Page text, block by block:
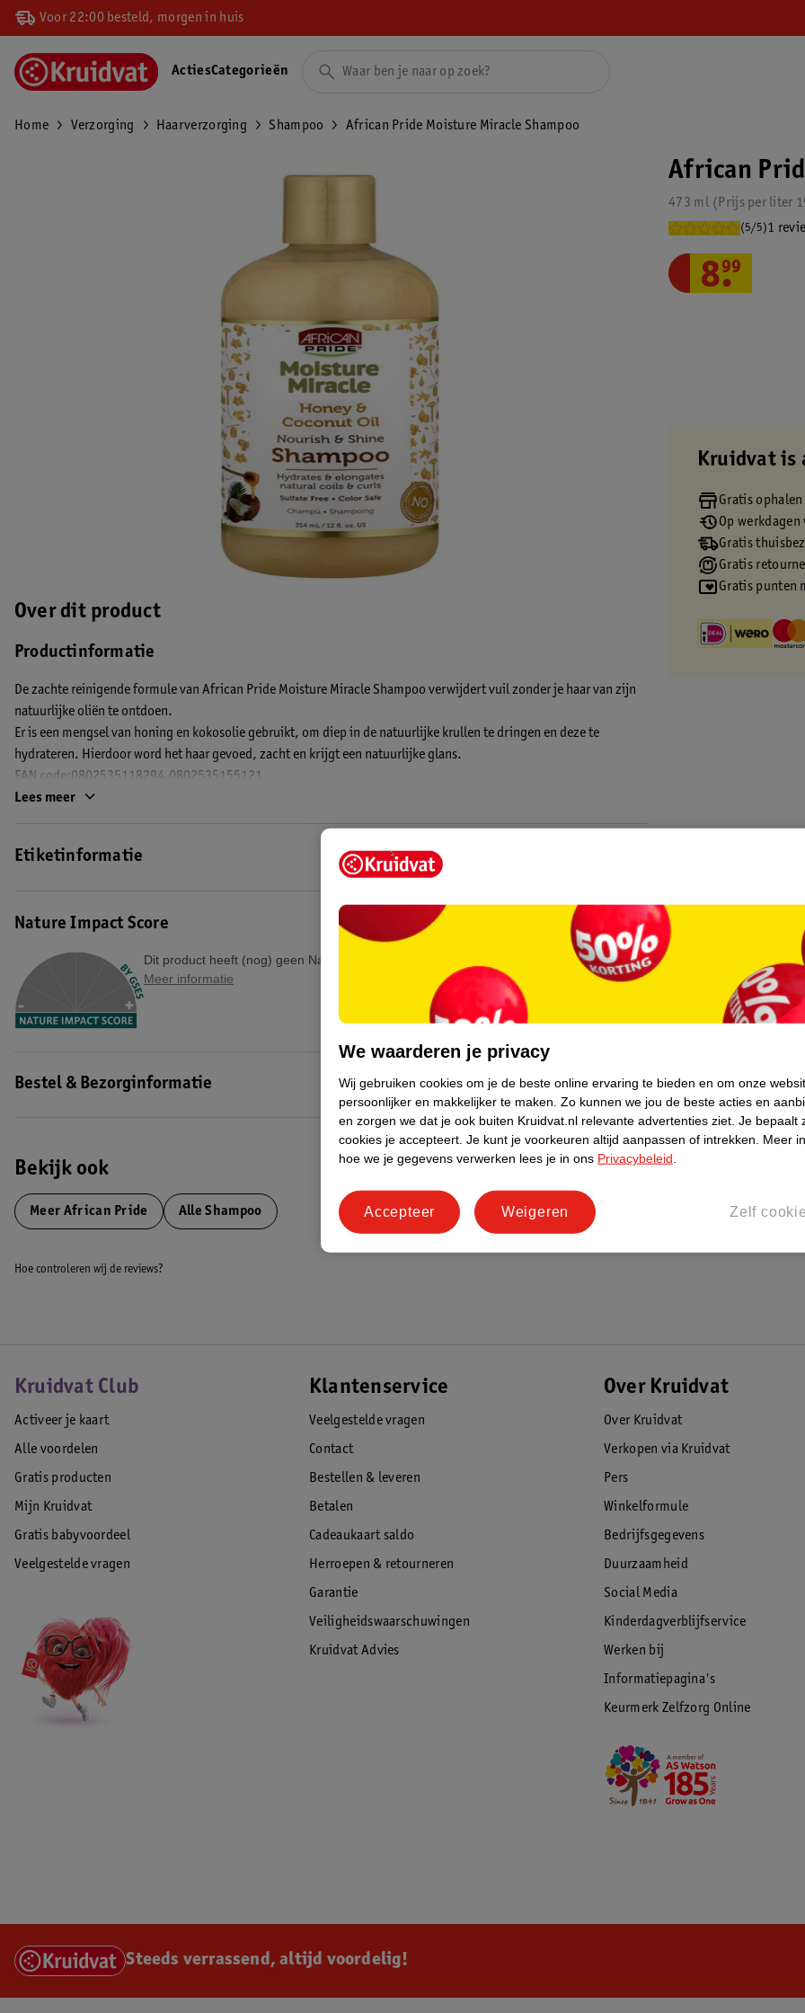
Voor 22:00 besteld, morgen in huis
ActiesCategorieën
Home Verzorging Haarverzorging Shampoo African Pride Moisture Miracle Shampoo
Over dit product
Productinformatie
De zachte reinigende formule van African Pride Moisture Miracle Shampoo verwijdert vuil zonder je haar van zijn
natuurlijke oliën te ontdoen.
Er is een mengsel van honing en kokosolie gebruikt, om diep in de natuurlijke krullen te dringen en deze te
hydrateren. Hierdoor word het haar gevoed, zacht en krijgt een natuurlijke glans.
EAN code:0802535118294,0802535155121
Lees meer
Etiketinformatie
Nature Impact Score
Dit product heeft (nog) geen Nature Impact Score.
Meer informatie
Bestel & Bezorginformatie
Bekijk ook
Meer African Pride Alle Shampoo
African
473 ml Prijs per liter
(5/5)1
8.
99
Kruidvat is
Gratis
Op
Gratis
Gratis
Gratis punten
Hoe controleren wij de reviews?
Kruidvat Club
Activeer je kaart
Alle voordelen
Gratis producten
Mijn Kruidvat
Gratis babyvoordeel
Veelgestelde vragen
Klantenservice
Veelgestelde vragen
Contact
Bestellen & leveren
Betalen
Cadeaukaart saldo
Herroepen & retourneren
Garantie
Veiligheidswaarschuwingen
Kruidvat Advies
Over Kruidvat
Over Kruidvat
Verkopen via Kruidvat
Pers
Winkelformule
Bedrijfsgegevens
Duurzaamheid
Social Media
Kinderdagverblijfservice
Werken bij
Informatiepagina's
Keurmerk Zelfzorg Online
Steeds verrassend, altijd voordelig!
We waarderen je privacy
Wij gebruiken cookies om je de beste online ervaring te bieden en om onze
persoonlijker en makkelijker te maken. Zo kunnen we jou de beste acties en
en zorgen we dat je ook buiten Kruidvat.nl relevante advertenties ziet. Je bepaalt
cookies je accepteert. Je kunt je voorkeuren altijd aanpassen of intrekken.
Meer
hoe we je gegevens verwerken lees je in ons Privacybeleid
Zelf
Weigeren
Accepteer